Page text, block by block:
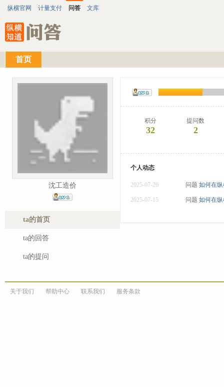
纵横官网 计量支付 问答 文库
首页
沈工造价
ta的首页
ta的回答
ta的提问
积分
32
提问数
2
个人动态
2025-07-26 问题 如何在
2025-07-15 问题 如何在
关于我们 帮助中心 联系我们 服务条款